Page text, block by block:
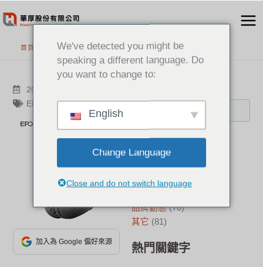
至
首頁 最新消息
2023-02-10
EPOS
加入為 Google 偏好來源
搜尋
分類
新聞中心(23)
成功案例
品牌動態(70)
其它 (81)
熱門關鍵字
We've detected you might be
speaking a different language. Do
you want to change to:
English
Change Language
Close and do not switch language